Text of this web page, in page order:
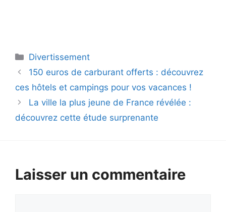
Catégories
Divertissement
150 euros de carburant offerts : découvrez
ces hôtels et campings pour vos vacances !
La ville la plus jeune de France révélée :
découvrez cette étude surprenante
Laisser un commentaire